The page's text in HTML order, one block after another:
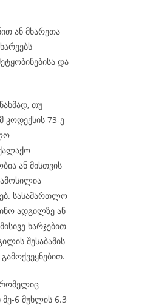
ან მხარეთა
და
თუ
კოდექსის 73-ე
ან მისთვის
სასამართლო
ადგილზე ან
ხარჯებით
შესაბამის
6 მუხლის 6.3